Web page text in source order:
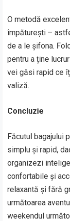
O metodă
împăturești –
de a le șifona.
pentru a ține
vei găsi rapid ce
valiză.
Concluzie
Făcutul bagajului
simplu și rapid,
organizezi
confortabile și
relaxantă și fără
următoarea
weekendul